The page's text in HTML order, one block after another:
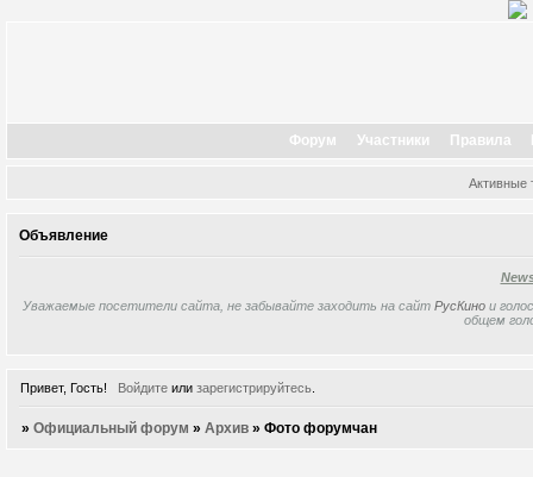
Форум Участники Правила
Активные
Объявление
Уважаемые посетители сайта, не забывайте заходить на сайт РусКино и
общем
Привет, Гость! Войдитеили зарегистрируйтесь.
»Официальный форум »Архив »Фото форумчан